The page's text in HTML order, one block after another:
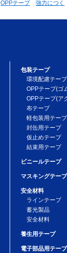
OPPテープ 強力につく
包装テープ
環境配慮テープ
OPPテープ(ゴ
OPPテープ(ア
布テープ
軽包装用テープ
封缶用テープ
仮止めテープ
結束用テープ
ビニールテープ
マスキングテープ
安全材料
ラインテープ
蓄光製品
安全材料
養生用テープ
電子部品用テープ